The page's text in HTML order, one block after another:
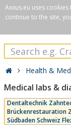
Axxus.eu uses
continue to the site,
Health &
Medical labs &
Dentaltechnik
Brückenrestauration
Südbaden Schweiz